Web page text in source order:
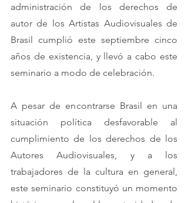
administración de los derechos de
autor de los Artistas Audiovisuales de
Brasil cumplió este septiembre cinco
años de existencia, y llevó a cabo este
seminario a modo de celebración.
A pesar de encontrarse Brasil en una
situación política desfavorable al
cumplimiento de los derechos de los
Autores Audiovisuales, y a los
trabajadores de la cultura en general,
este seminario constituyó un momento